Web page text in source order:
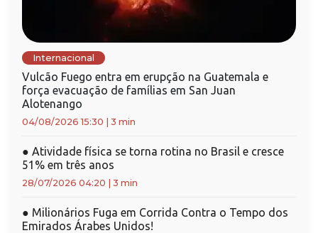
Internacional
Vulcão Fuego entra em erupção na Guatemala e
força evacuação de famílias em San Juan
Alotenango
04/08/2026 15:30 3 min
● Atividade física se torna rotina no Brasil e cresce
51% em três anos
28/07/2026 04:20 3 min
● Milionários Fuga em Corrida Contra o Tempo dos
Emirados Árabes Unidos!